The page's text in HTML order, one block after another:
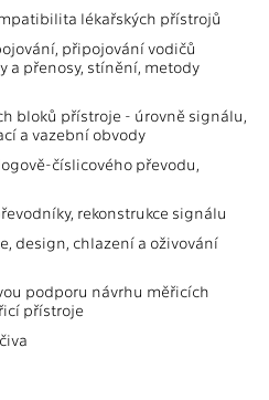
lékařských přístrojů
připojování vodičů
a přenosy, stínění, metody
bloků přístroje - úrovně signálu,
a vazební obvody
číslicového převodu,
rekonstrukce signálu
design, chlazení a oživování
podporu návrhu měřicích
přístroje